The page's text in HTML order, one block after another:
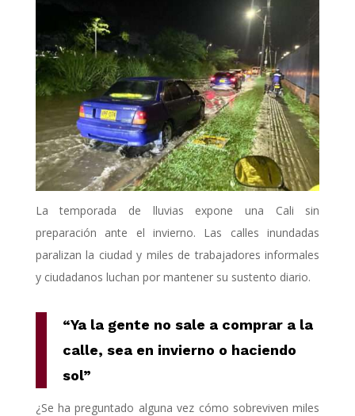
La temporada de lluvias expone una Cali sin
preparación ante el invierno. Las calles inundadas
paralizan la ciudad y miles de trabajadores informales
y ciudadanos luchan por mantener su sustento diario.
“Ya la gente no sale a comprar a la
calle, sea en invierno o haciendo
sol”
¿Se ha preguntado alguna vez cómo sobreviven miles